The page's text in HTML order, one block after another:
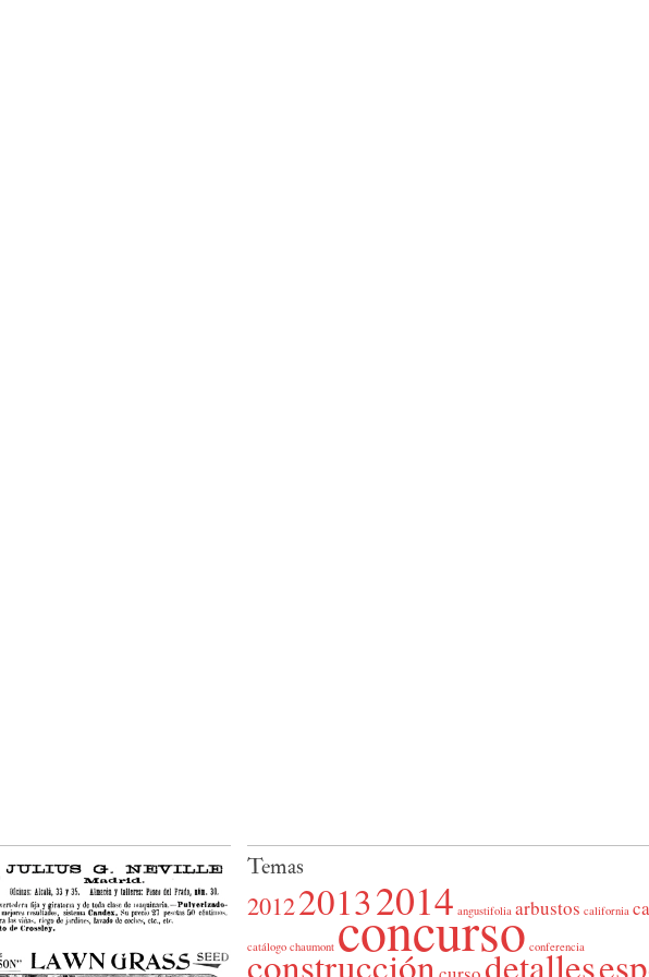
Temas
201220132014 angustifolia arbustos california
catálogo chaumont concurso conferencia
construcción detalles